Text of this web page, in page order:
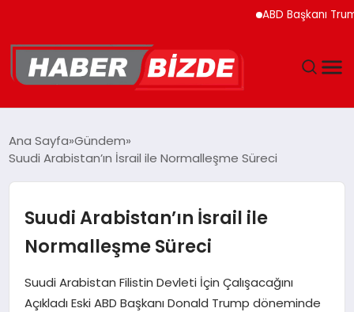
ABD Başkanı
EKONOMI
EĞITIM
MAGAZIN
Ana Sayfa Gündem
Suudi Arabistan’ın İsrail ile Normalleşme Süreci
Suudi Arabistan’ın İsrail ile
Normalleşme Süreci
Suudi Arabistan Filistin Devleti İçin Çalışacağını
Açıkladı Eski ABD Başkanı Donald Trump döneminde